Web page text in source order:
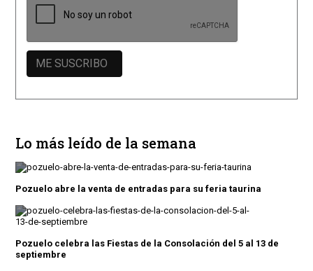
Lo más leído de la semana
Pozuelo abre la venta de entradas para su feria taurina
Pozuelo celebra las Fiestas de la Consolación del 5 al 13 de
septiembre